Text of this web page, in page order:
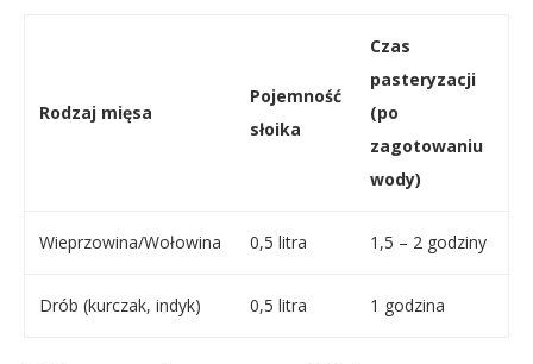
Rodzaj mięsa
Pojemność
słoika
Czas
pasteryzacji
(po
zagotowaniu
wody)
Wieprzowina/Wołowina 0,5 litra 1,5 – 2 godziny
Drób (kurczak, indyk) 0,5 litra 1 godzina